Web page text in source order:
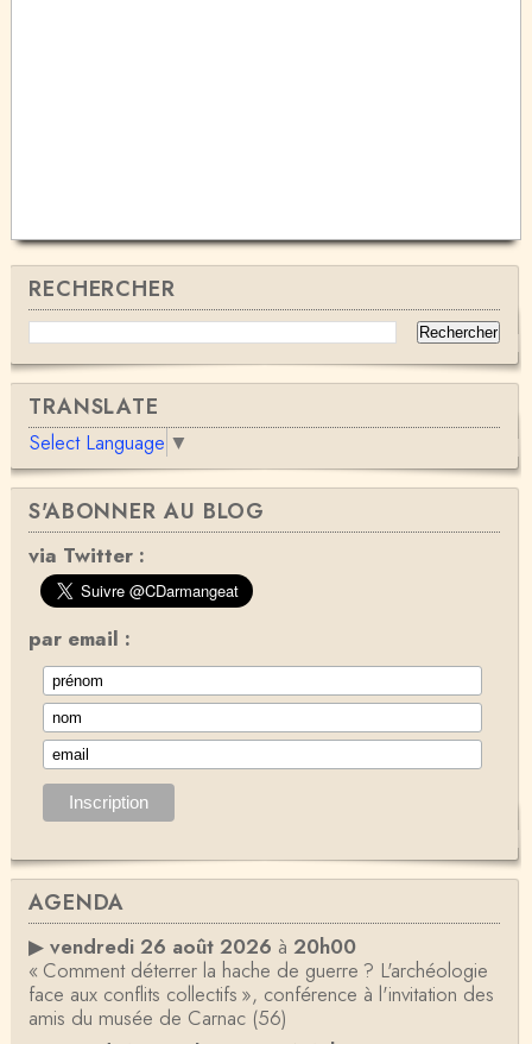
RECHERCHER
TRANSLATE
Select Language ▼
S'ABONNER AU BLOG
via Twitter :
par email :
AGENDA
▶ vendredi 26 août 2026 à 20h00
« Comment déterrer la hache de guerre ? L'archéologie
face aux conflits collectifs », conférence à l'invitation des
amis du musée de Carnac (56)